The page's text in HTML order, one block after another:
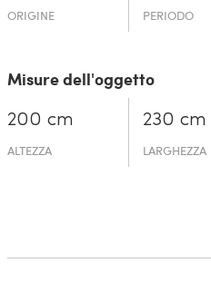
ORIGINE PERIODO
Misure dell'oggetto
200 cm
ALTEZZA
230 cm
LARGHEZZA